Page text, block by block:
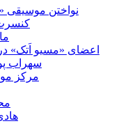
نواختن موسیقی
اعضای «مسیو اَتک»
سهراب
مرکز